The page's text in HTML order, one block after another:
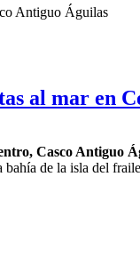
al mar en
Casco Antiguo
de la isla del